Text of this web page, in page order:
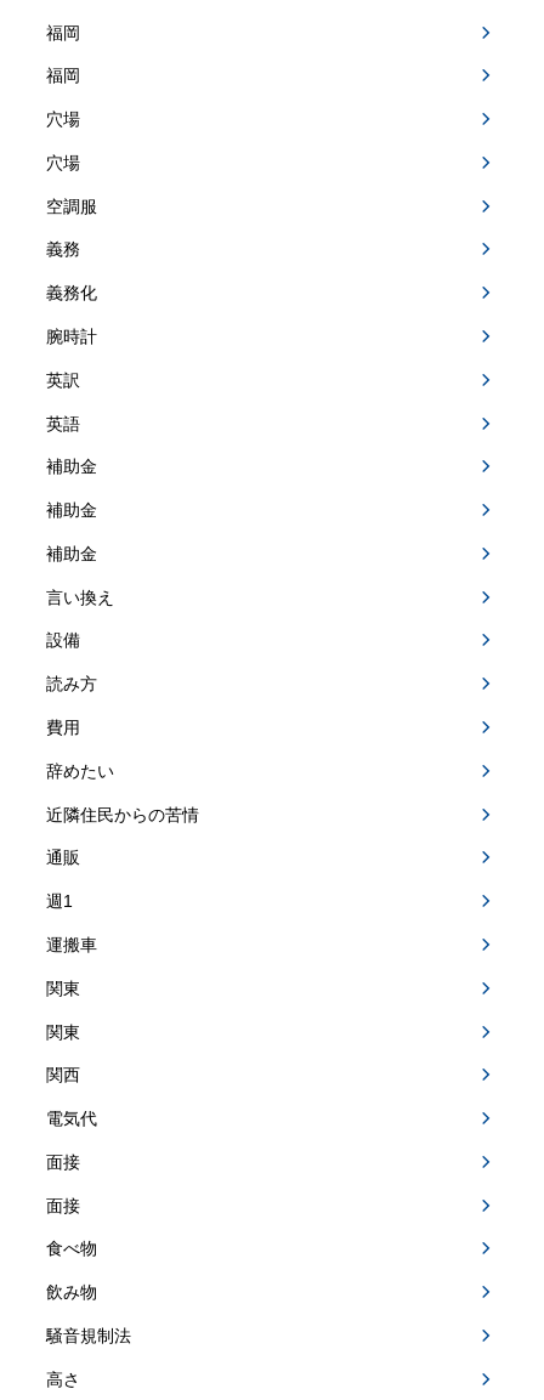
福岡
福岡
穴場
穴場
空調服
義務
義務化
腕時計
英訳
英語
補助金
補助金
補助金
言い換え
設備
読み方
費用
辞めたい
近隣住民からの苦情
通販
週1
運搬車
関東
関東
関西
電気代
面接
面接
食べ物
飲み物
騒音規制法
高さ